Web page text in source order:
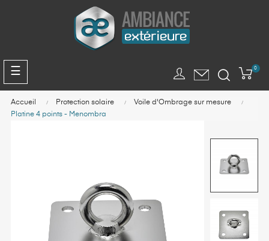
Basculer
la
☰ 0
Accueil Protection solaire
Voile d'Ombrage sur mesure
Platine 4 points - Menombra
Panneau de gestion des cookies